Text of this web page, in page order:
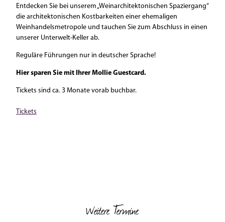
Entdecken Sie bei unserem „Weinarchitektonischen Spaziergang“
die architektonischen Kostbarkeiten einer ehemaligen
Weinhandelsmetropole und tauchen Sie zum Abschluss in einen
unserer Unterwelt-Keller ab.
Reguläre Führungen nur in deutscher Sprache!
Hier sparen Sie mit Ihrer Mollie Guestcard.
Tickets sind ca. 3 Monate vorab buchbar.
Tickets
Weitere Termine